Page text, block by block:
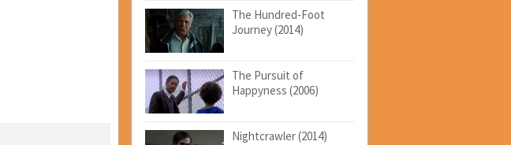
The Hundred-Foot
Journey (2014)
The Pursuit of
Happyness (2006)
Nightcrawler (2014)